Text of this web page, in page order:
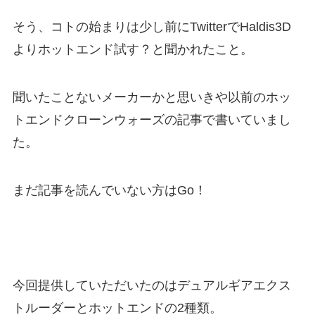
そう、コトの始まりは少し前にTwitterでHaldis3D
よりホットエンド試す？と聞かれたこと。
聞いたことないメーカーかと思いきや以前のホッ
トエンドクローンウォーズの記事で書いていまし
た。
まだ記事を読んでいない方はGo！
今回提供していただいたのはデュアルギアエクス
トルーダーとホットエンドの2種類。